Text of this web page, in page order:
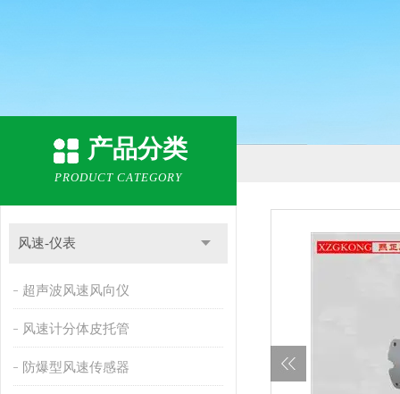
产品分类
PRODUCT CATEGORY
风速-仪表
超声波风速风向仪
风速计分体皮托管
防爆型风速传感器